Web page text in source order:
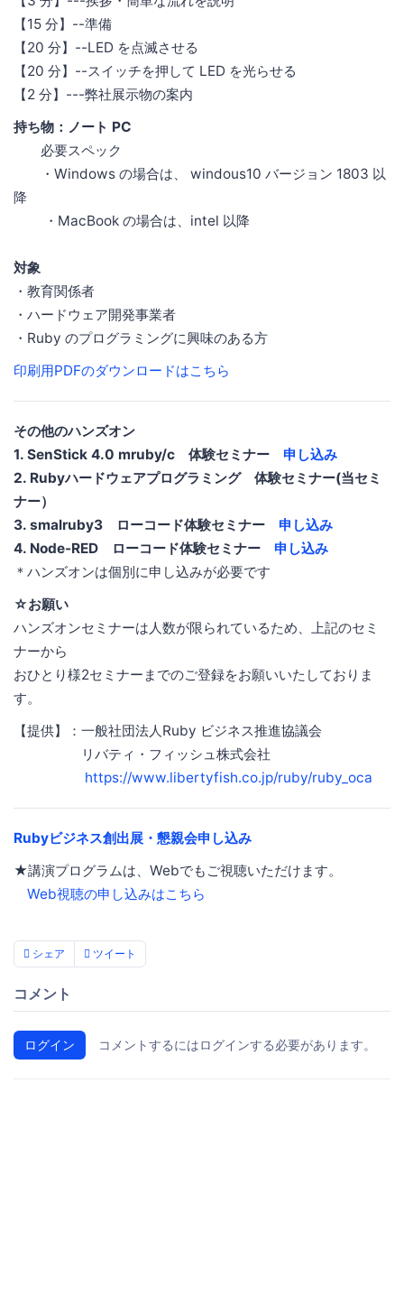
【15 分】--準備
【20 分】--LED を点滅させる
【20 分】--スイッチを押して LED を光らせる
【2 分】---弊社展示物の案内
持ち物：ノート PC
必要スペック
・Windows の場合は、 windous10 バージョン 1803 以
降
・MacBook の場合は、intel 以降
対象
・教育関係者
・ハードウェア開発事業者
・Ruby のプログラミングに興味のある方
印刷用PDFのダウンロードはこちら
その他のハンズオン
1. SenStick 4.0 mruby/c 体験セミナー 申し込み
2. Rubyハードウェアプログラミング 体験セミナー(当セミ
ナー）
3. smalruby3 ローコード体験セミナー 申し込み
4. Node-RED ローコード体験セミナー 申し込み
＊ハンズオンは個別に申し込みが必要です
☆お願い
ハンズオンセミナーは人数が限られているため、上記のセミ
ナーから
おひとり様2セミナーまでのご登録をお願いいたしておりま
す。
【提供】：一般社団法人Ruby ビジネス推進協議会
リバティ・フィッシュ株式会社
https://www.libertyfish.co.jp/ruby/ruby_oca
Rubyビジネス創出展・懇親会申し込み
★講演プログラムは、Webでもご視聴いただけます。
Web視聴の申し込みはこちら
シェア ツイート
コメント
ログイン コメントするにはログインする必要があります。